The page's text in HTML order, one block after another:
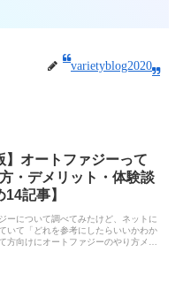
varietyblog2020
】オートファジーって
・デメリット・体験談
14記事】
ーについて調べてみたけど、ネットに
いて「どれを参考にしたらいいかわか
方向けにオートファジーのやり方メリ